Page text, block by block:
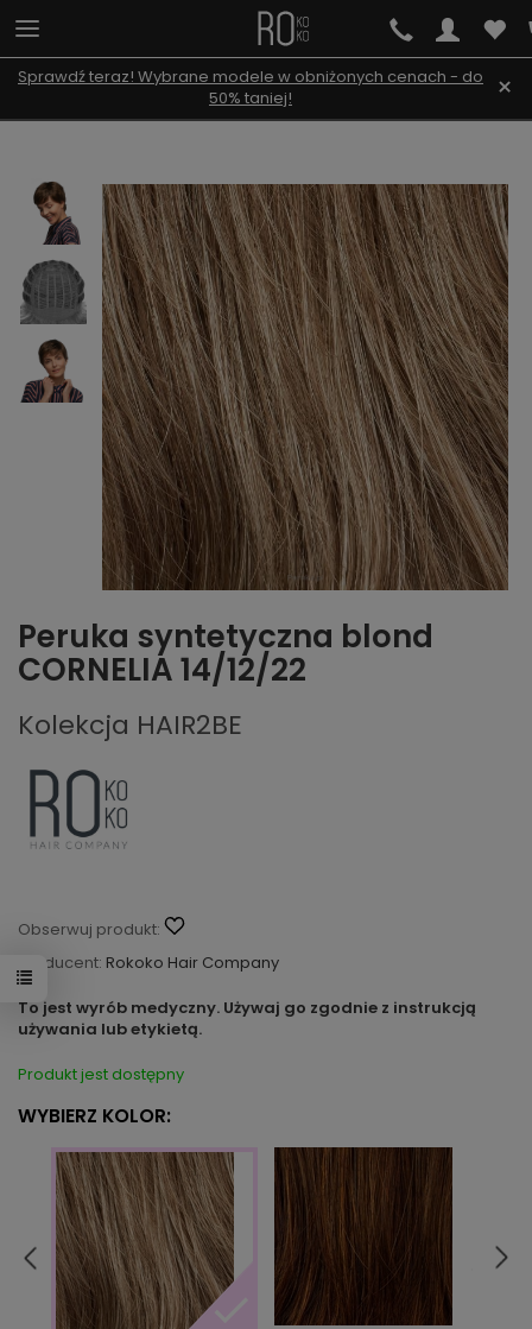
Sprawdź teraz! Wybrane modele w obniżonych cenach - do
50% taniej!
×
Peruka syntetyczna blond
CORNELIA 14/12/22
Kolekcja HAIR2BE
Obserwuj produkt:
Producent: Rokoko Hair Company
To jest wyrób medyczny. Używaj go zgodnie z instrukcją
używania lub etykietą.
Produkt jest dostępny
WYBIERZ KOLOR: